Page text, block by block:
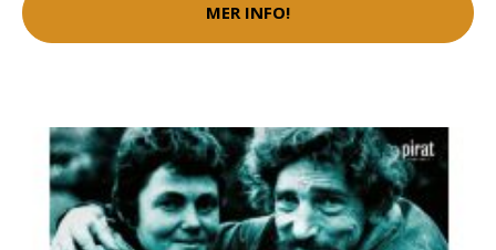
MER INFO!